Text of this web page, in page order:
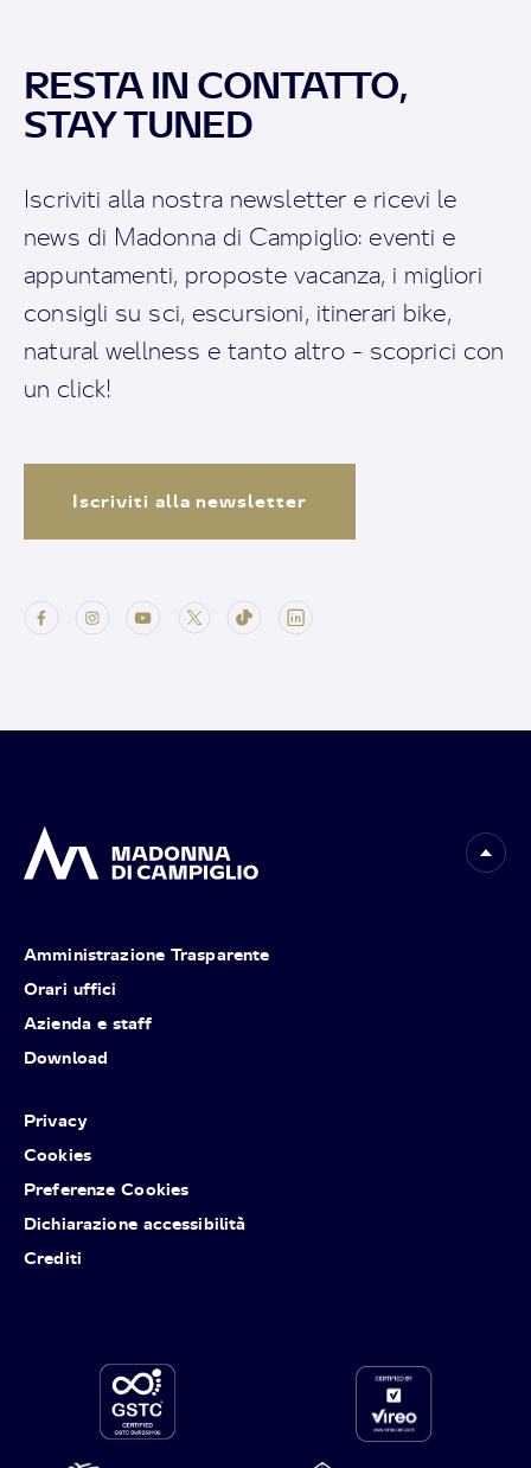
RESTA IN CONTATTO,
STAY TUNED
Iscriviti alla nostra newsletter e ricevi le
news di Madonna di Campiglio: eventi e
appuntamenti, proposte vacanza, i migliori
consigli su sci, escursioni, itinerari bike,
natural wellness e tanto altro - scoprici con
un click!
Iscriviti alla newsletter
Amministrazione Trasparente
Orari uffici
Azienda e staff
Download
Privacy
Cookies
Preferenze Cookies
Dichiarazione accessibilità
Crediti